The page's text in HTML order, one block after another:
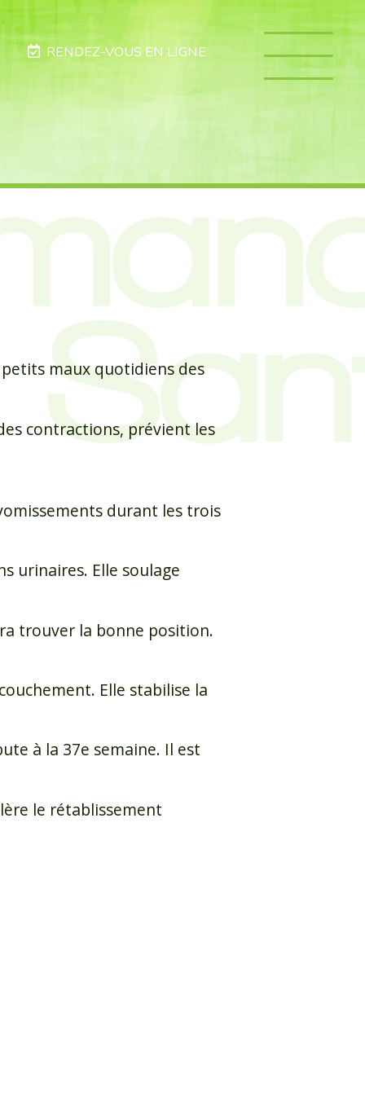
RENDEZ-VOUS EN LIGNE
maux quotidiens des
contractions, prévient les
durant les trois
urinaires. Elle soulage
trouver la bonne position.
Elle stabilise la
à la 37e semaine. Il est
le rétablissement